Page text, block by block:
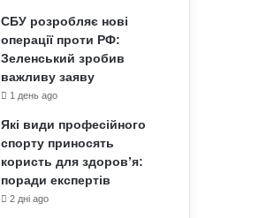
СБУ розробляє нові
операції проти РФ:
Зеленський зробив
важливу заяву
1 день ago
Які види професійного
спорту приносять
користь для здоров’я:
поради експертів
2 дні ago